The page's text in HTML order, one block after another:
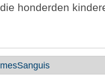
honderden